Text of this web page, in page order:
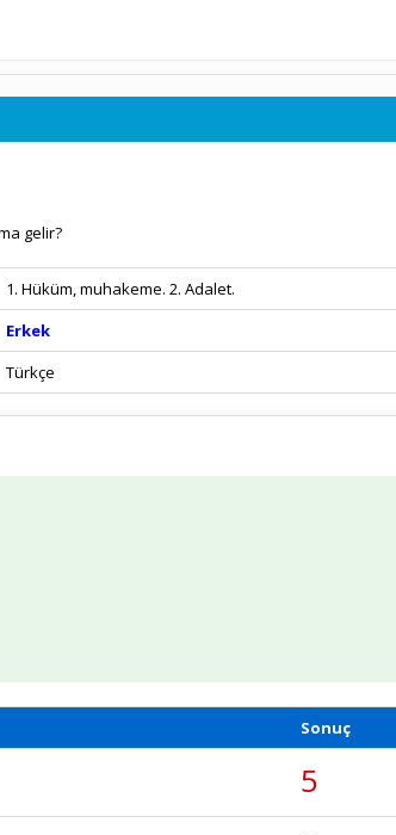
gelir?
1. Hüküm, muhakeme. 2. Adalet.
Erkek
Türkçe
Sonuç
5